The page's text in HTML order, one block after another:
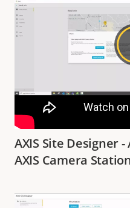
AXIS Site Designer
AXIS Camera